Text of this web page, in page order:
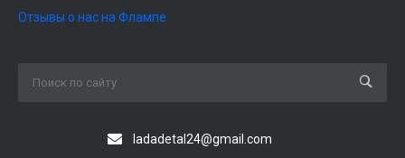
Отзывы о нас на Флампе
ladadetal24@gmail.com